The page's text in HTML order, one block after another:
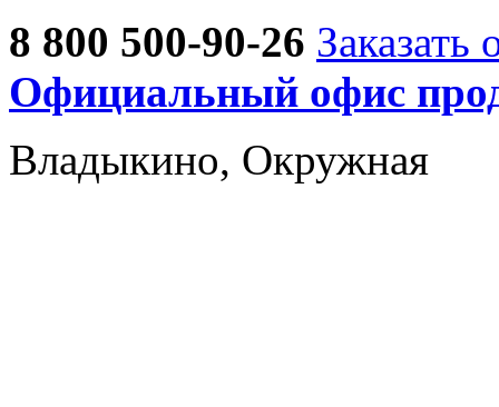
8 800 500-90-26 Заказать
Официальный офис
Владыкино, Окружная